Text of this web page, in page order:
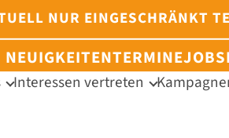
NUR EINGESCHRÄNKT
NEUIGKEITENTERMINEJOBS
Interessen vertreten